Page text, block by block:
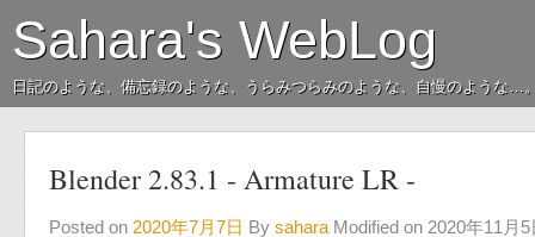
Sahara's WebLog
日記のような、備忘録のような、うらみつらみのような、自慢のような…
Blender 2.83.1 - Armature LR -
Posted on 2020年7月7日 By sahara Modified on 2020年11月5